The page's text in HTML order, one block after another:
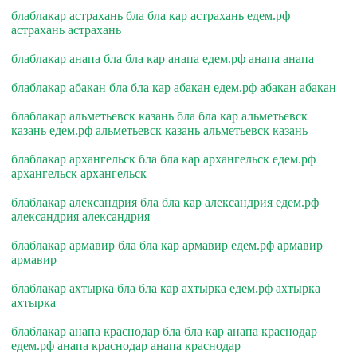
блаблакар астрахань бла бла кар астрахань едем.рф
астрахань астрахань
блаблакар анапа бла бла кар анапа едем.рф анапа анапа
блаблакар абакан бла бла кар абакан едем.рф абакан абакан
блаблакар альметьевск казань бла бла кар альметьевск
казань едем.рф альметьевск казань альметьевск казань
блаблакар архангельск бла бла кар архангельск едем.рф
архангельск архангельск
блаблакар александрия бла бла кар александрия едем.рф
александрия александрия
блаблакар армавир бла бла кар армавир едем.рф армавир
армавир
блаблакар ахтырка бла бла кар ахтырка едем.рф ахтырка
ахтырка
блаблакар анапа краснодар бла бла кар анапа краснодар
едем.рф анапа краснодар анапа краснодар